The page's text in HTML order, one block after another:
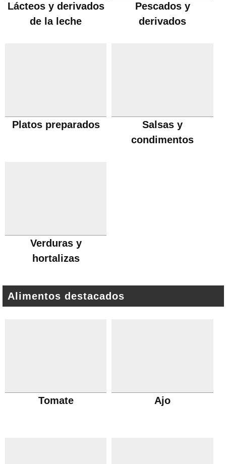
Lácteos y derivados
de la leche
Pescados y
derivados
Platos preparados
Salsas y
condimentos
Verduras y
hortalizas
Alimentos destacados
Tomate Ajo